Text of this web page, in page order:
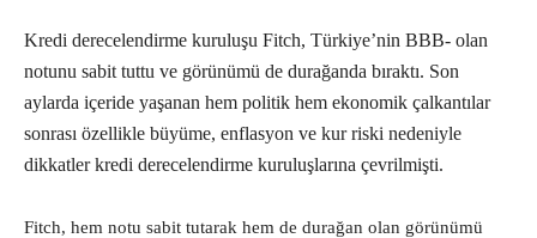
Kredi derecelendirme kuruluşu Fitch, Türkiye’nin BBB- olan
notunu sabit tuttu ve görünümü de durağanda bıraktı. Son
aylarda içeride yaşanan hem politik hem ekonomik çalkantılar
sonrası özellikle büyüme, enflasyon ve kur riski nedeniyle
dikkatler kredi derecelendirme kuruluşlarına çevrilmişti.
Fitch, hem notu sabit tutarak hem de durağan olan görünümü